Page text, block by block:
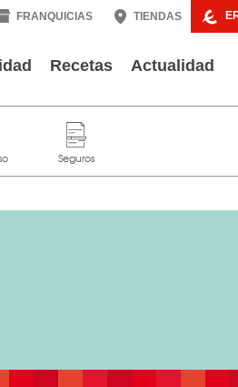
FRANQUICIAS TIENDAS
Recetas Actualidad